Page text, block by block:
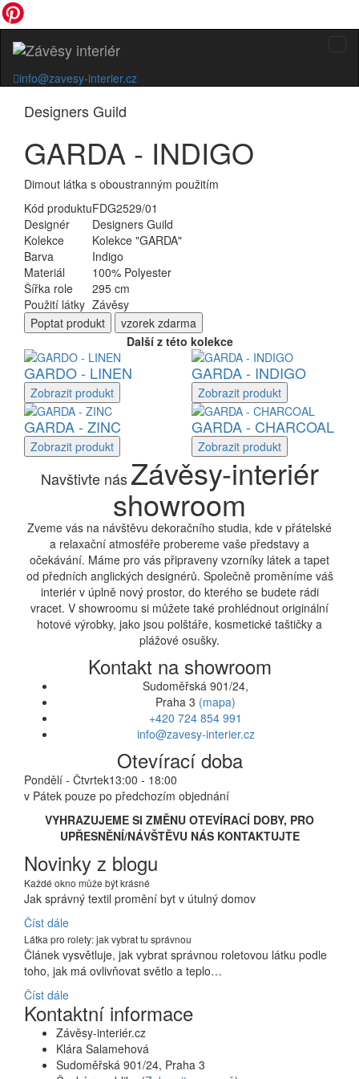
info@zavesy-interier.cz
Designers Guild
GARDA - INDIGO
Dimout látka s oboustranným použitím
Kód produktuFDG2529/01
Designér
Designers Guild
Kolekce
Kolekce "GARDA"
Barva
Indigo
Materiál
100% Polyester
Šířka role
295 cm
Použití látky Závěsy
Poptat produkt
vzorek zdarma
Další z této kolekce
GARDO - LINEN
Zobrazit produkt
GARDA - INDIGO
Zobrazit produkt
GARDA - ZINC
Zobrazit produkt
GARDA - CHARCOAL
Zobrazit produkt
Navštivte nás Závěsy-interiér
showroom
Zveme vás na návštěvu dekoračního studia, kde v přátelské
a relaxační atmosféře probereme vaše představy a
očekávání. Máme pro vás připraveny vzorníky látek a tapet
od předních anglických designérů. Společně proměníme váš
interiér v úplně nový prostor, do kterého se budete rádi
vracet. V showroomu si můžete také prohlédnout originální
hotové výrobky, jako jsou polštáře, kosmetické taštičky a
plážové osušky.
Kontakt na showroom
Sudoměřská 901/24,
Praha 3 (mapa)
+420 724 854 991
info@zavesy-interier.cz
Otevírací doba
Pondělí - Čtvrtek13:00 - 18:00
v Pátek pouze po předchozím objednání
VYHRAZUJEME SI ZMĚNU OTEVÍRACÍ DOBY, PRO
UPŘESNĚNÍ/NÁVŠTĚVU NÁS KONTAKTUJTE
Novinky z blogu
Každé okno může být krásné
Jak správný textil promění byt v útulný domov
Číst dále
Látka pro rolety: jak vybrat tu správnou
Článek vysvětluje, jak vybrat správnou roletovou látku podle
toho, jak má ovlivňovat světlo a teplo…
Číst dále
Kontaktní informace
Závěsy-interiér.cz
Klára Salamehová
Sudoměřská 901/24, Praha 3